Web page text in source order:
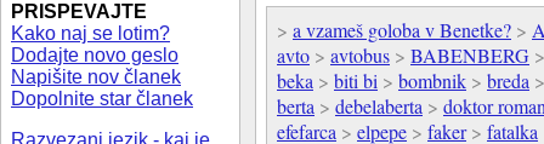
PRISPEVAJTE
Kako naj se lotim?
Dodajte novo geslo
Napišite nov članek
Dopolnite star članek
Razvezani jezik - kaj je
> a vzameš goloba v Benetke? >
avto > avtobus > BABENBERG
beka > biti bi > bombnik > breda
berta > debelaberta > doktor
efefarca > elpepe > faker> fatalka